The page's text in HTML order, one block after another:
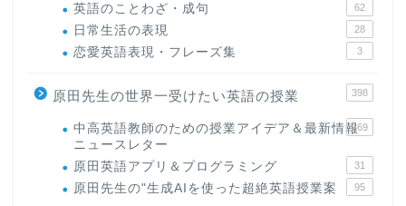
英語のことわざ・成句 62
日常生活の表現 28
恋愛英語表現・フレーズ集 3
原田先生の世界一受けたい英語の授業 398
中高英語教師のための授業アイデア＆最新情報
ニュースレター
169
原田英語アプリ＆プログラミング 31
原田先生の"生成AIを使った超絶英語授業案 95